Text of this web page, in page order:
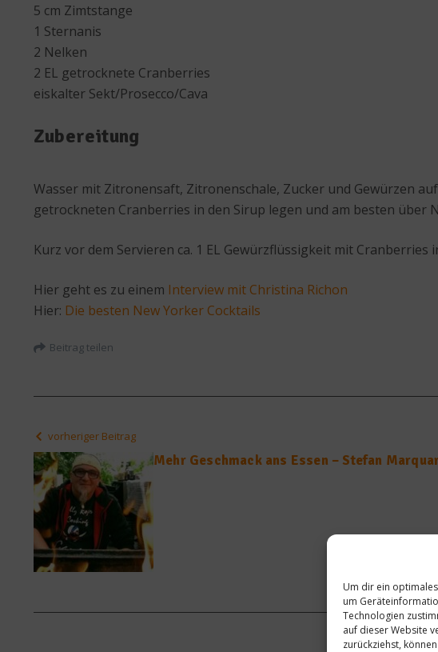
Um dir ein
um
Technologien
auf dieser Website
zurückziehst,
5 cm Zimtstange
1 Sternanis
2 Nelken
2 EL getrocknete Cranberries
eiskalter Sekt/Prosecco/Cava
Zubereitung
Wasser mit Zitronensaft, Zitronenschale, Zucker und Gewürzen
getrockneten Cranberries in den Sirup legen und am besten über
Kurz vor dem Servieren ca. 1 EL Gewürzflüssigkeit mit
Hier geht es zu einem Interview mit Christina Richon
Hier: Die besten New Yorker Cocktails
Beitrag teilen
vorheriger Beitrag
Mehr Geschmack ans Essen – Stefan